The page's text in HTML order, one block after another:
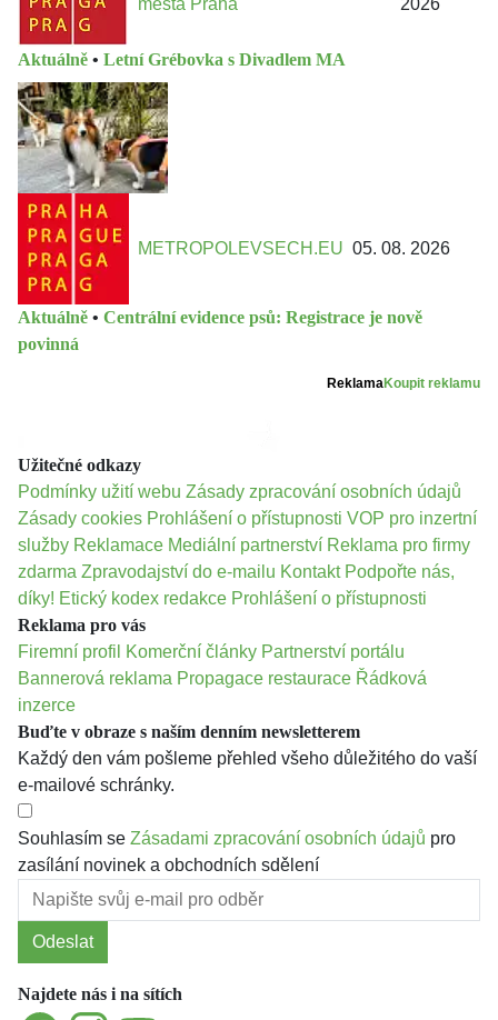
města Praha
2026
Aktuálně • Letní Grébovka s Divadlem MA
METROPOLEVSECH.EU 05. 08. 2026
Aktuálně • Centrální evidence psů: Registrace je nově
povinná
ReklamaKoupit reklamu
Užitečné odkazy
Podmínky užití webu Zásady zpracování osobních údajů
Zásady cookies Prohlášení o přístupnosti VOP pro inzertní
služby Reklamace Mediální partnerství Reklama pro firmy
zdarma Zpravodajství do e-mailu Kontakt Podpořte nás,
díky! Etický kodex redakce Prohlášení o přístupnosti
Reklama pro vás
Firemní profil
Komerční články Partnerství portálu
Bannerová reklama Propagace restaurace Řádková
inzerce
Buďte v obraze s naším denním newsletterem
Každý den vám pošleme přehled všeho důležitého do vaší
e-mailové schránky.
Souhlasím se Zásadami zpracování osobních údajů pro
zasílání novinek a obchodních sdělení
Odeslat
Najdete nás i na sítích